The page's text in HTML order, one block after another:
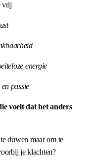
vrij
energie
passie
voelt dat het anders
duwen maar om te
je klachten?